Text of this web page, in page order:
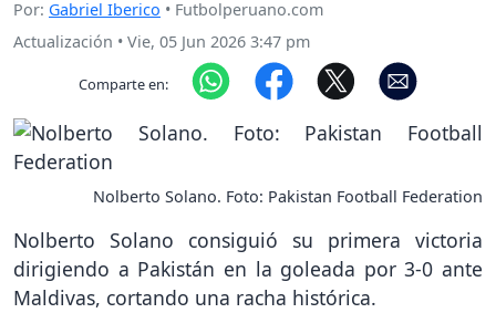
Por: Gabriel Iberico • Futbolperuano.com
Actualización • Vie, 05 Jun 2026 3:47 pm
Comparte en:
Nolberto Solano. Foto: Pakistan Football Federation
Nolberto Solano consiguió su primera victoria
dirigiendo a Pakistán en la goleada por 3-0 ante
Maldivas, cortando una racha histórica.